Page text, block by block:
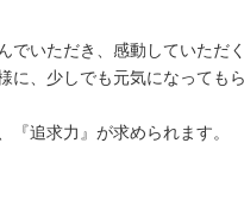
いただき、感動していただく
、少しでも元気になっても
追求力』が求められます。